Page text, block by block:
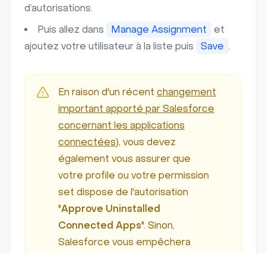
d’autorisations.
Puis allez dans
Manage Assignment
et
ajoutez votre utilisateur à la liste puis
Save .
En raison d'un récent changement
important apporté par Salesforce
concernant les applications
connectées), vous devez
également vous assurer que
votre profile ou votre permission
set dispose de l'autorisation
"Approve Uninstalled
Connected Apps". Sinon,
Salesforce vous empêchera